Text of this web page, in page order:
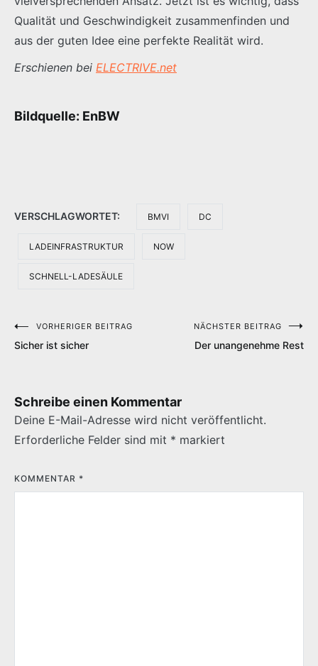
Qualität und Geschwindigkeit zusammenfinden und
aus der guten Idee eine perfekte Realität wird.
Erschienen bei ELECTRIVE.net
Bildquelle: EnBW
VERSCHLAGWORTET: BMVI DC
LADEINFRASTRUKTUR NOW
SCHNELL-LADESÄULE
Beitragsnavigation
VORHERIGER BEITRAG
Sicher ist sicher
NÄCHSTER BEITRAG
Der unangenehme Rest
Schreibe einen Kommentar
Deine E-Mail-Adresse wird nicht veröffentlicht.
Erforderliche Felder sind mit * markiert
KOMMENTAR *